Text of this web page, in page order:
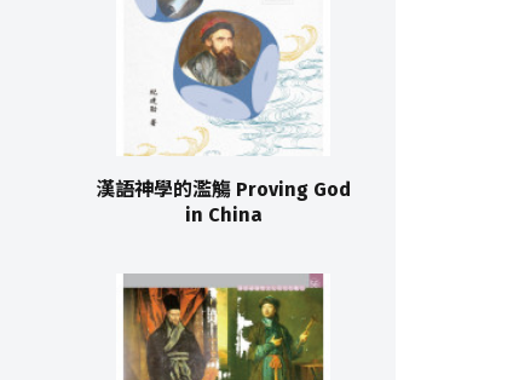
漢語神學的濫觴 Proving God
in China